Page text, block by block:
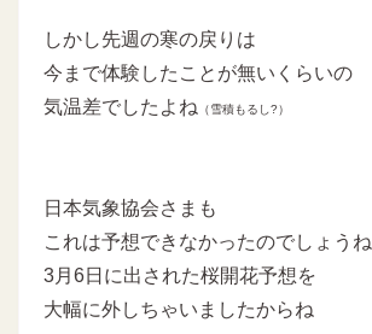
しかし先週の寒の戻りは
今まで体験したことが無いくらいの
気温差でしたよね （雪積もるし?）
日本気象協会さまも
これは予想できなかったのでしょうね
3月6日に出された桜開花予想を
大幅に外しちゃいましたからね